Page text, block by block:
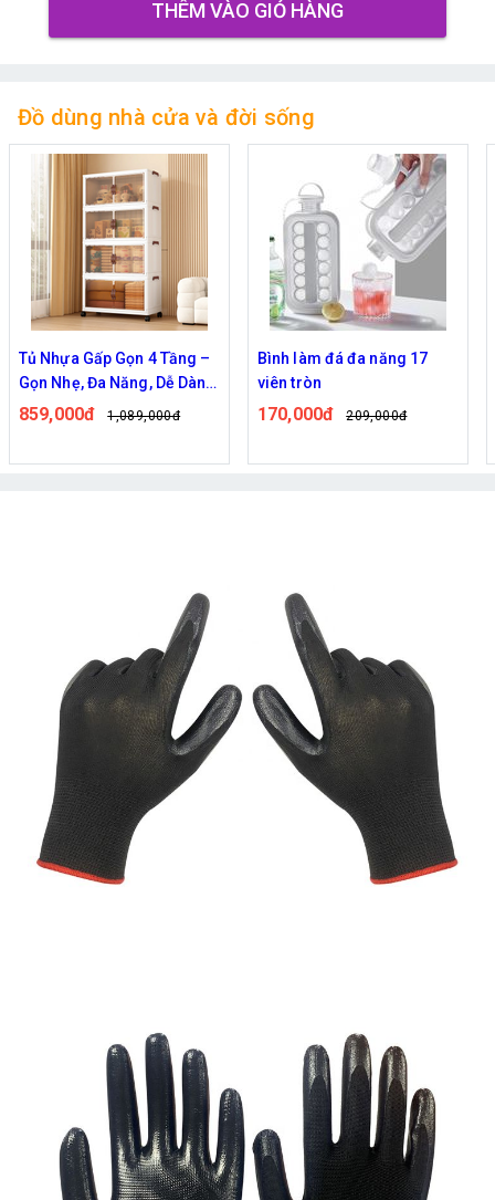
THÊM VÀO GIỎ HÀNG
Đồ dùng nhà cửa và đời sống
Bình làm đá đa năng 17
viên tròn
170,000đ 209,000đ
Bộ Lọc Nước Trực Tiếp Cho
Vòi Sen Máy Giặt
81,000đ 98,000đ